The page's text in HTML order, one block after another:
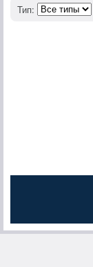
Тип: